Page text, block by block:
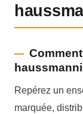
Repérez un
marquée,